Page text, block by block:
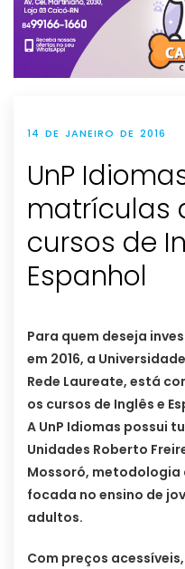
14 DE JANEIRO DE 2016
UnP
matrículas
cursos de
Espanhol
Para quem deseja
em 2016, a
Rede Laureate, está
os cursos de Inglês e
A UnP Idiomas possui
Unidades Roberto
Mossoró, metodologia
focada no ensino de
adultos.
Com preços